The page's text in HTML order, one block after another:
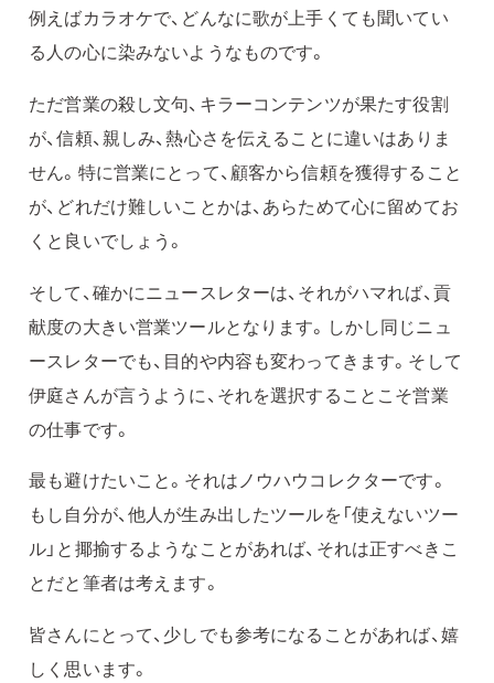
例えばカラオケで、どんなに歌が上手くても聞いてい
る人の心に染みないようなものです。
ただ営業の殺し文句、キラーコンテンツが果たす役割
が、信頼、親しみ、熱心さを伝えることに違いはありま
せん。特に営業にとって、顧客から信頼を獲得すること
が、どれだけ難しいことかは、あらためて心に留めてお
くと良いでしょう。
そして、確かにニュースレターは、それがハマれば、貢
献度の大きい営業ツールとなります。しかし同じニュ
ースレターでも、目的や内容も変わってきます。そして
伊庭さんが言うように、それを選択することこそ営業
の仕事です。
最も避けたいこと。それはノウハウコレクターです。
もし自分が、他人が生み出したツールを「使えないツー
ル」と揶揄するようなことがあれば、それは正すべきこ
とだと筆者は考えます。
皆さんにとって、少しでも参考になることがあれば、嬉
しく思います。